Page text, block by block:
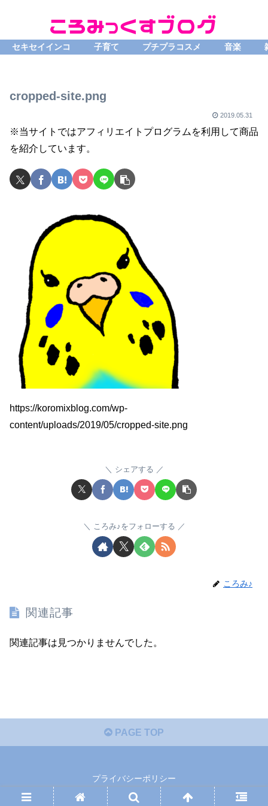
セキセイインコ 子育て プチプラコスメ 音楽
cropped-site.png
2019.05.31
※当サイトではアフィリエイトプログラムを利用して商品
を紹介しています。
https://koromixblog.com/wp-
content/uploads/2019/05/cropped-site.png
シェアする
ころみ♪をフォローする
ころみ♪
関連記事
関連記事は見つかりませんでした。
PAGE TOP
プライバシーポリシー
© 2019-2026 ころみっくすブログ.